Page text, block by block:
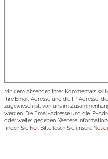
Mit dem Absenden Ihres Kommentars
Ihre Email-Adresse und die IP-Adresse,
zugewiesen ist, von uns im
werden. Die Email-Adresse und die IP-
oder weiter gegeben. Weitere
finden Sie hier. Bitte lesen Sie unsere